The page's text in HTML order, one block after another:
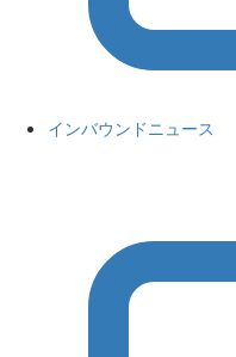
インバウンドニュース